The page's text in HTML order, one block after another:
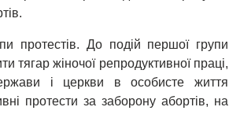
протестів. До подій першої групи
тягар жіночої репродуктивної праці,
і церкви в особисте життя
протести за заборону абортів, на